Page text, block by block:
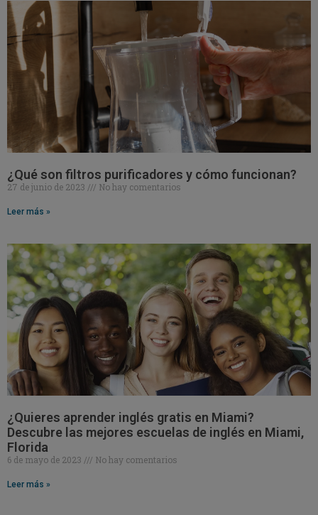
¿Qué son filtros purificadores y cómo funcionan?
27 de junio de 2023 No hay comentarios
Leer más »
¿Quieres aprender inglés gratis en Miami?
Descubre las mejores escuelas de inglés en Miami,
Florida
6 de mayo de 2023 No hay comentarios
Leer más »